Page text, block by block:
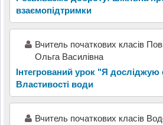
взаємопідтримки
Вчитель початкових класів
Ольга Василівна
Інтегрований урок "Я досліджую
Властивості води
Вчитель початкових класів